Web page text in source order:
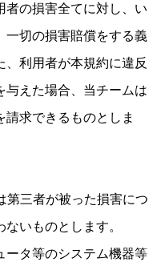
者の損害全てに対し、い
一切の損害賠償をする義
利用者が本規約に違反
与えた場合、当チームは
求できるものとしま
第三者が被った損害につ
いものとします。
ータ等のシステム機器等